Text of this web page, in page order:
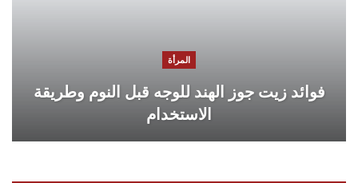
المرأة
فوائد زيت جوز الهند للوجه قبل النوم وطريقة
الاستخدام